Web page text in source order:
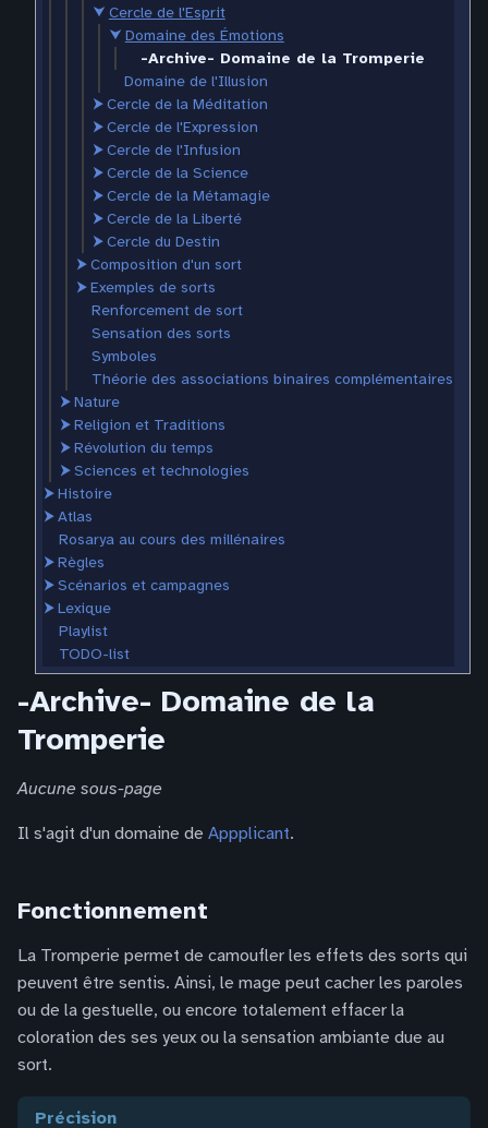
⮟ Cercle de l'Esprit
⮟ Domaine des Émotions
-Archive- Domaine de la Tromperie
Domaine de l'Illusion
⮞Cercle de la Méditation
⮞Cercle de l'Expression
⮞Cercle de l'Infusion
⮞Cercle de la Science
⮞Cercle de la Métamagie
⮞Cercle de la Liberté
⮞Cercle du Destin
⮞Composition d'un sort
⮞Exemples de sorts
Renforcement de sort
Sensation des sorts
Symboles
Théorie des associations binaires complémentaires
⮞Nature
⮞Religion et Traditions
⮞Révolution du temps
⮞Sciences et technologies
⮞Histoire
⮞Atlas
Rosarya au cours des millénaires
⮞Règles
⮞Scénarios et campagnes
⮞Lexique
Playlist
TODO-list
-Archive- Domaine de la
Tromperie
Aucune sous-page
Il s'agit d'un domaine de Appplicant.
Fonctionnement
La Tromperie permet de camoufler les effets des sorts qui
peuvent être sentis. Ainsi, le mage peut cacher les paroles
ou de la gestuelle, ou encore totalement effacer la
coloration des ses yeux ou la sensation ambiante due au
sort.
précision